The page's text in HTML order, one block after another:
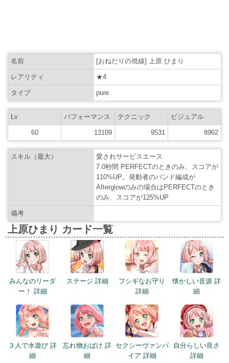
名前 [おねだりの視線] 上原 ひまり
レアリティ ★4
タイプ pure
Lv パフォーマンス テクニック ビジュアル
60 13109 9531 8962
スキル（最大）
愛されサービスエース
7.0秒間 PERFECTのときのみ、スコアが
110%UP。発動者のバンド編成が
Afterglowのみの場合はPERFECTのとき
のみ、スコアが125%UP
備考
上原ひまり カード一覧
みんなのリーダ
ー！ 詳細
ステージ 詳細
フシギなお守り
詳細
懐かしい音源 詳
細
３人で水遊び 詳
細
忘れ物おばけ 詳
細
セクシーヴァンパ
イア 詳細
自分らしい良さ
詳細